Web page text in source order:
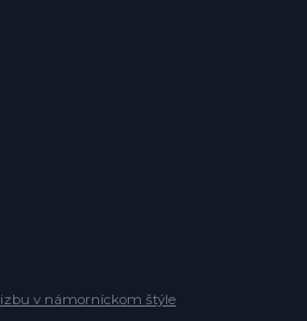
izbu v námorníckom štýle